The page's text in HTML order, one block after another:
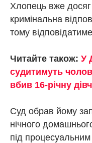
Хлопець вже досяг
кримінальна
тому відповідатиме
Читайте також: У
судитимуть
вбив 16-річну
Суд обрав йому
нічного
під процесуальним